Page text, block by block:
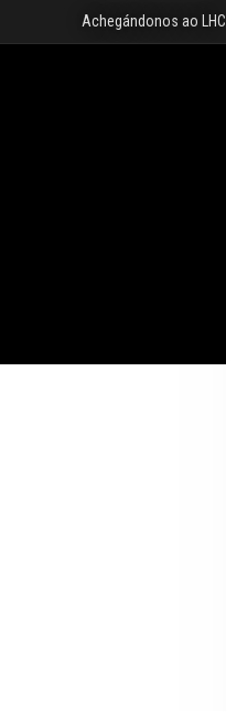
Achegándonos ao LHC